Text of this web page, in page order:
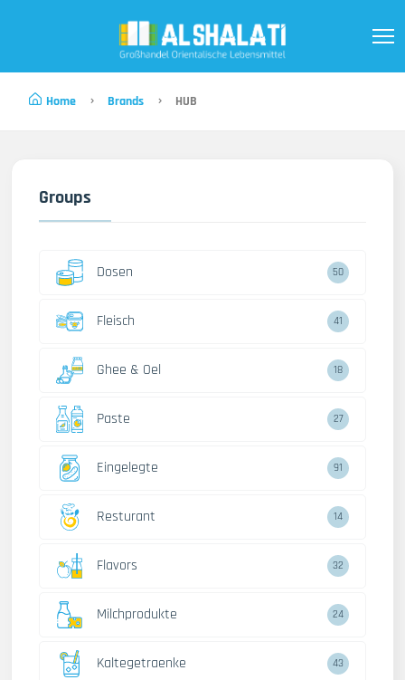
Home Brands HUB
Groups
Dosen 50
Fleisch 41
Ghee & Oel 18
Paste 27
Eingelegte 91
Resturant 14
Flavors 32
Milchprodukte 24
Kaltegetraenke 43